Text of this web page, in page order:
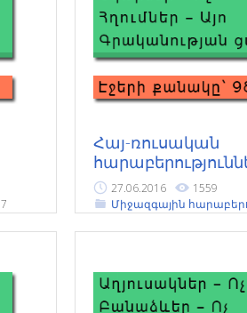
7
Հայ-ռուսական
2008թթ․
27.06.2016
1559
Միջազգային